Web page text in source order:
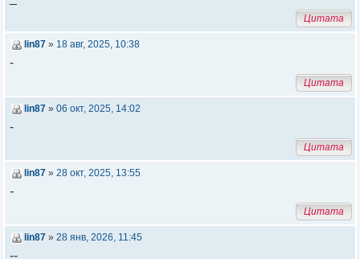
Цитата
lin87 » 18 авг, 2025, 10:38
-
Цитата
lin87 » 06 окт, 2025, 14:02
-
Цитата
lin87 » 28 окт, 2025, 13:55
-
Цитата
lin87 » 28 янв, 2026, 11:45
--